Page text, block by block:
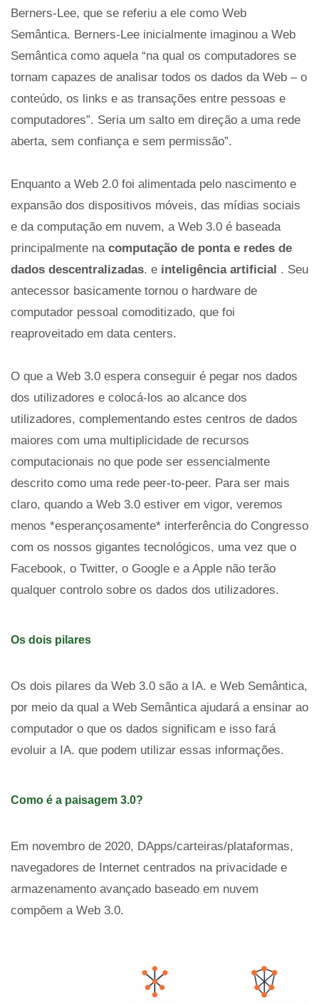
Berners-Lee, que se referiu a ele como Web
Semântica. Berners-Lee inicialmente imaginou a Web
Semântica como aquela “na qual os computadores se
tornam capazes de analisar todos os dados da Web – o
conteúdo, os links e as transações entre pessoas e
computadores”. Seria um salto em direção a uma rede
aberta, sem confiança e sem permissão”.
Enquanto a Web 2.0 foi alimentada pelo nascimento e
expansão dos dispositivos móveis, das mídias sociais
e da computação em nuvem, a Web 3.0 é baseada
principalmente na computação de ponta e redes de
dados descentralizadas. e inteligência artificial . Seu
antecessor basicamente tornou o hardware de
computador pessoal comoditizado, que foi
reaproveitado em data centers.
O que a Web 3.0 espera conseguir é pegar nos dados
dos utilizadores e colocá-los ao alcance dos
utilizadores, complementando estes centros de dados
maiores com uma multiplicidade de recursos
computacionais no que pode ser essencialmente
descrito como uma rede peer-to-peer. Para ser mais
claro, quando a Web 3.0 estiver em vigor, veremos
menos *esperançosamente* interferência do Congresso
com os nossos gigantes tecnológicos, uma vez que o
Facebook, o Twitter, o Google e a Apple não terão
qualquer controlo sobre os dados dos utilizadores.
Os dois pilares
Os dois pilares da Web 3.0 são a IA. e Web Semântica,
por meio da qual a Web Semântica ajudará a ensinar ao
computador o que os dados significam e isso fará
evoluir a IA. que podem utilizar essas informações.
Como é a paisagem 3.0?
Em novembro de 2020, DApps/carteiras/plataformas,
navegadores de Internet centrados na privacidade e
armazenamento avançado baseado em nuvem
compõem a Web 3.0.